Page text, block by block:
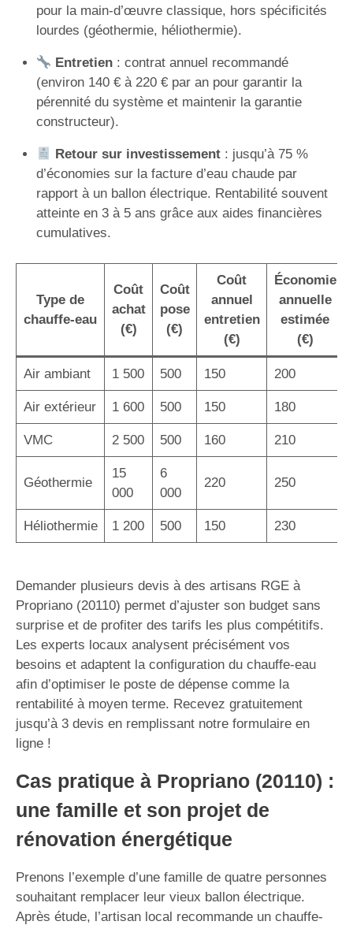
pour la main-d’œuvre classique, hors spécificités
lourdes (géothermie, héliothermie).
Entretien: contrat annuel recommandé
(environ 140 € à 220 € par an pour garantir la
pérennité du système et maintenir la garantie
constructeur).
Retour sur investissement: jusqu’à 75 %
d’économies sur la facture d’eau chaude par
rapport à un ballon électrique. Rentabilité souvent
atteinte en 3 à 5 ans grâce aux aides financières
cumulatives.
Type de
chauffe-eau
Coût
achat
(€)
Coût
pose
(€)
Coût
annuel
entretien
(€)
Économie
annuelle
estimée
(€)
Air ambiant 1 500 500 150 200
Air extérieur 1 600 500 150 180
VMC 2 500 500 160 210
Géothermie
15
000
6
000
220 250
Héliothermie 1 200 500 150 230
Demander plusieurs devis à des artisans RGE à
Propriano (20110) permet d’ajuster son budget sans
surprise et de profiter des tarifs les plus compétitifs.
Les experts locaux analysent précisément vos
besoins et adaptent la configuration du chauffe-eau
afin d’optimiser le poste de dépense comme la
rentabilité à moyen terme. Recevez gratuitement
jusqu’à 3 devis en remplissant notre formulaire en
ligne !
Cas pratique à Propriano (20110) :
une famille et son projet de
rénovation énergétique
Prenons l’exemple d’une famille de quatre personnes
souhaitant remplacer leur vieux ballon électrique.
Après étude, l’artisan local recommande un chauffe-